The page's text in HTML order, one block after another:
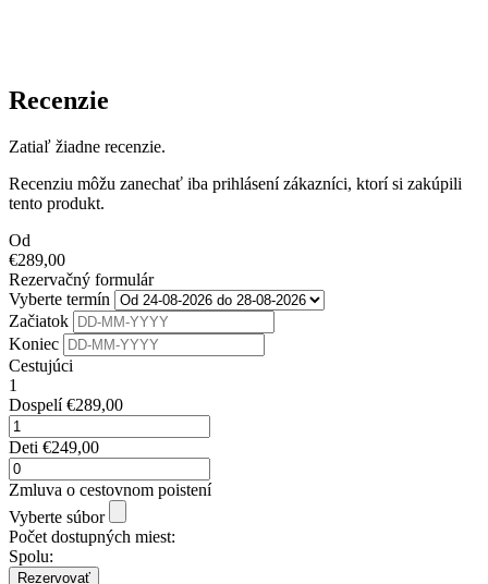
Recenzie
Zatiaľ žiadne recenzie.
Recenziu môžu zanechať iba prihlásení zákazníci, ktorí si zakúpili
tento produkt.
Od
€289,00
Rezervačný formulár
Vyberte termín
Začiatok
Koniec
Cestujúci
1
Dospelí €289,00
Deti €249,00
Zmluva o cestovnom poistení
Vyberte súbor
Počet dostupných miest:
Spolu:
Rezervovať